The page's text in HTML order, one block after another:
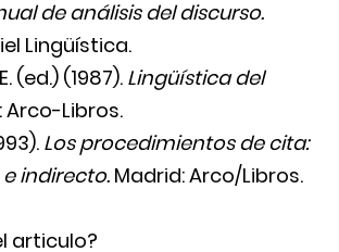
de análisis del discurso.
Lingüística.
(ed.) (1987). Lingüística del
Arco-Libros.
Los procedimientos de cita:
indirecto. Madrid: Arco/Libros.
articulo?